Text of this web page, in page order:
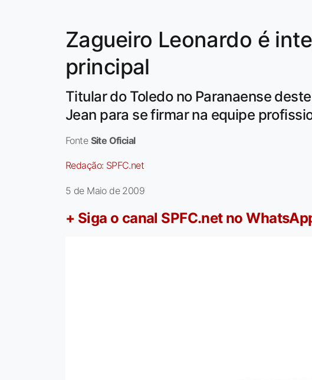
Zagueiro Leonardo é
principal
Titular do Toledo no Paranaense
Jean para se firmar na equipe
Fonte Site Oficial
Redação: SPFC.net
5 de Maio de 2009
+ Siga o canal SPFC.net no